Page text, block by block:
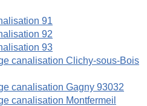
91
92
93
canalisation Clichy-sous-Bois
canalisation Gagny 93032
canalisation Montfermeil